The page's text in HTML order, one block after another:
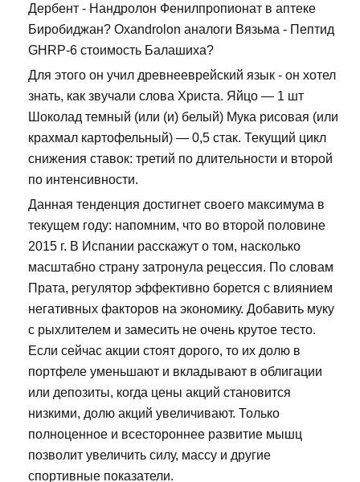
Дербент - Нандролон Фенилпропионат в аптеке
Биробиджан? Oxandrolon аналоги Вязьма - Пептид
GHRP-6 стоимость Балашиха?
Для этого он учил древнееврейский язык - он хотел
знать, как звучали слова Христа. Яйцо — 1 шт
Шоколад темный (или (и) белый) Мука рисовая (или
крахмал картофельный) — 0,5 стак. Текущий цикл
снижения ставок: третий по длительности и второй
по интенсивности.
Данная тенденция достигнет своего максимума в
текущем году: напомним, что во второй половине
2015 г. В Испании расскажут о том, насколько
масштабно страну затронула рецессия. По словам
Прата, регулятор эффективно борется с влиянием
негативных факторов на экономику. Добавить муку
с рыхлителем и замесить не очень крутое тесто.
Если сейчас акции стоят дорого, то их долю в
портфеле уменьшают и вкладывают в облигации
или депозиты, когда цены акций становится
низкими, долю акций увеличивают. Только
полноценное и всестороннее развитие мышц
позволит увеличить силу, массу и другие
спортивные показатели.